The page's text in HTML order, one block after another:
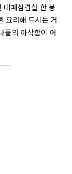
대패삼겹살 한 봉
요리해 드시는 거
물의 아삭함이 어